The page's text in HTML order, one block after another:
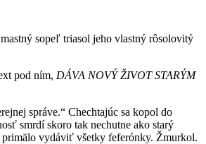
sopeľ triasol jeho vlastný rôsolovitý
pod ním, DÁVA NOVÝ ŽIVOT STARÝM
správe.“ Chechtajúc sa kopol do
smrdí skoro tak nechutne ako starý
primälo vydáviť všetky feferónky. Žmurkol.